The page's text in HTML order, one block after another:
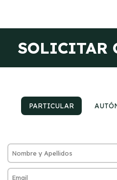
SOLICITAR
PARTICULAR